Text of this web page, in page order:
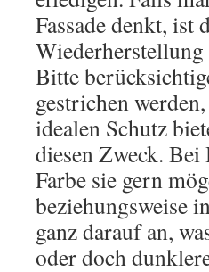
Fassade denkt, ist
Wiederherstellung
Bitte
gestrichen
idealen Schutz
diesen Zweck. Bei
Farbe sie gern
beziehungsweise
ganz darauf an,
oder doch